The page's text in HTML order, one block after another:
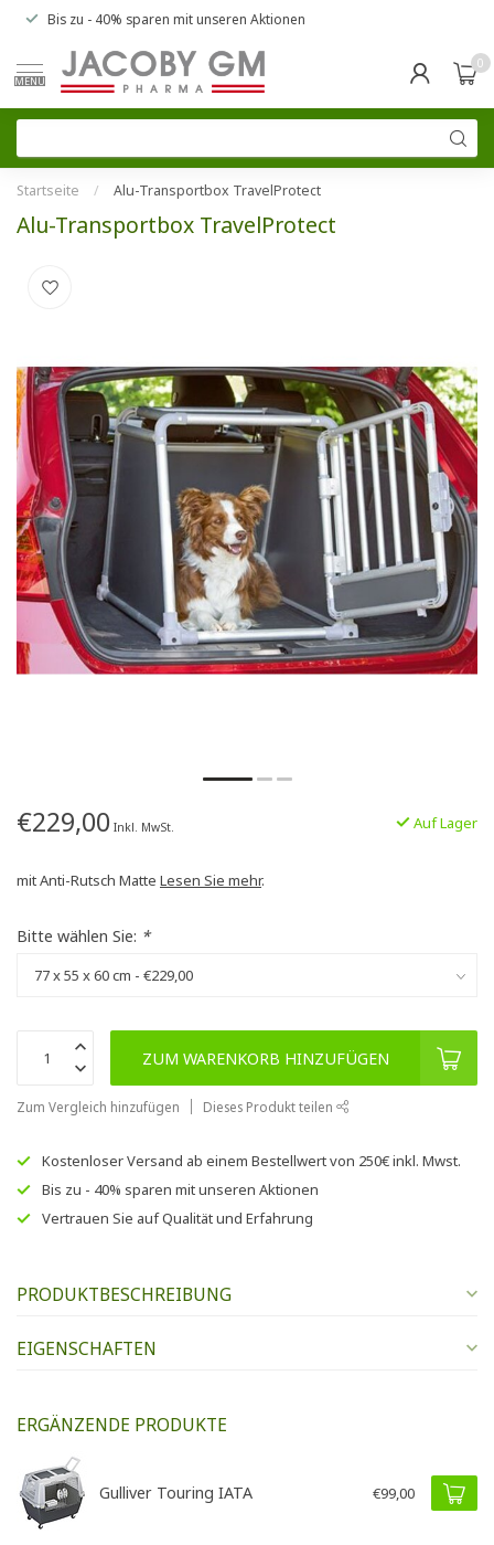
Bis zu - 40% sparen mit unseren Aktionen
MENU
0
Startseite / Alu-Transportbox TravelProtect
Alu-Transportbox TravelProtect
€229,00 Inkl. MwSt. Auf Lager
mit Anti-Rutsch Matte Lesen Sie mehr.
Bitte wählen Sie: *
ZUM WARENKORB HINZUFÜGEN
Zum Vergleich hinzufügen Dieses Produkt teilen
Kostenloser Versand ab einem Bestellwert von 250€inkl. Mwst.
Bis zu - 40% sparen mit unseren Aktionen
Vertrauen Sie aufQualität und Erfahrung
PRODUKTBESCHREIBUNG
EIGENSCHAFTEN
ERGÄNZENDE PRODUKTE
Gulliver Touring IATA €99,00